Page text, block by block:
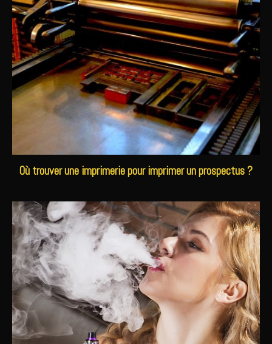
Où trouver une imprimerie pour imprimer un prospectus ?